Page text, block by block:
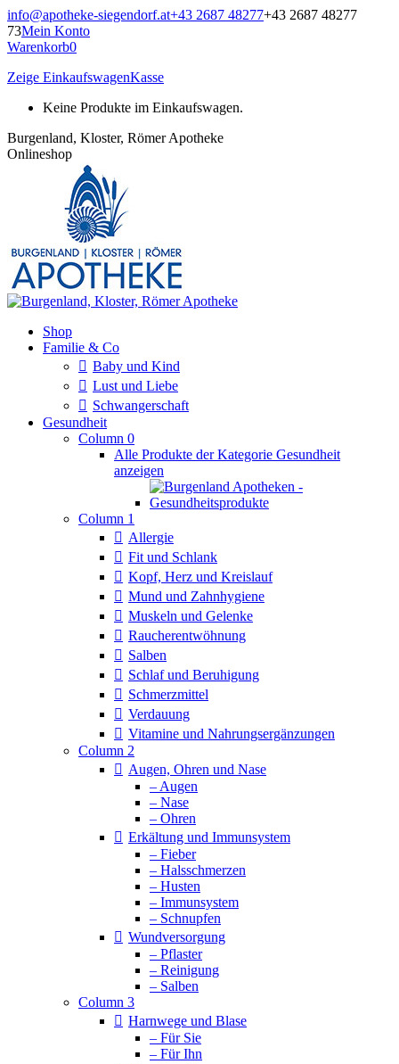
Zum
Inhalt
springen
info@apotheke-siegendorf.at+43 2687 48277+43 2687 48277
73Mein Konto
Warenkorb0
Zeige EinkaufswagenKasse
Keine Produkte im Einkaufswagen.
Burgenland, Kloster, Römer Apotheke
Onlineshop
Shop
Familie & Co
Baby und Kind
Lust und Liebe
Schwangerschaft
Gesundheit
Column 0
Alle Produkte der Kategorie Gesundheit
anzeigen
Column 1
Allergie
Fit und Schlank
Kopf, Herz und Kreislauf
Mund und Zahnhygiene
Muskeln und Gelenke
Raucherentwöhnung
Salben
Schlaf und Beruhigung
Schmerzmittel
Verdauung
Vitamine und Nahrungsergänzungen
Column 2
Augen, Ohren und Nase
– Augen
– Nase
– Ohren
Erkältung und Immunsystem
– Fieber
– Halsschmerzen
– Husten
– Immunsystem
– Schnupfen
Wundversorgung
– Pflaster
– Reinigung
– Salben
Column 3
Harnwege und Blase
– Für Sie
– Für Ihn